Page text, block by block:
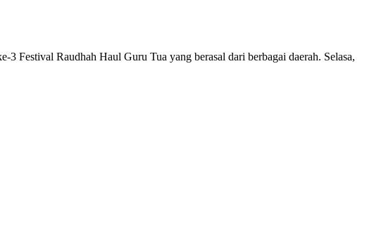
Festival Raudhah Haul Guru Tua yang berasal dari berbagai daerah. Selasa,